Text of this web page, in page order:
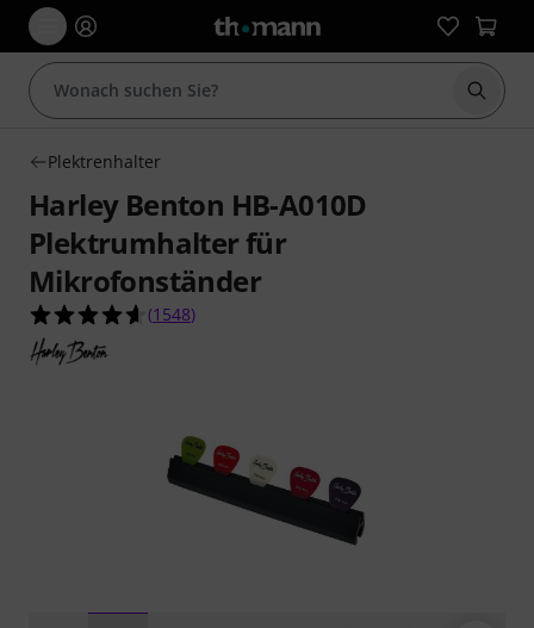
Suche
Plektrenhalter
Harley Benton HB-A010D
Plektrumhalter für
Mikrofonständer
4.6 von 5 Sternen aus 1548
(1548)